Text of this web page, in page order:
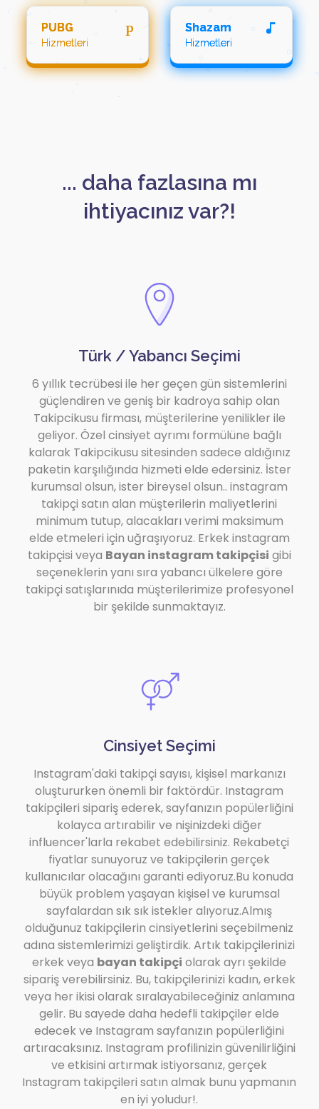
PUBG
Hizmetleri
P Shazam
Hizmetleri
... daha fazlasına mı
ihtiyacınız var?!
Türk / Yabancı Seçimi
6 yıllık tecrübesi ile her geçen gün sistemlerini
güçlendiren ve geniş bir kadroya sahip olan
Takipcikusu firması, müşterilerine yenilikler ile
geliyor. Özel cinsiyet ayrımı formülüne bağlı
kalarak Takipcikusu sitesinden sadece aldığınız
paketin karşılığında hizmeti elde edersiniz. İster
kurumsal olsun, ister bireysel olsun.. instagram
takipçi satın alan müşterilerin maliyetlerini
minimum tutup, alacakları verimi maksimum
elde etmeleri için uğraşıyoruz. Erkek instagram
takipçisi veya Bayan instagram takipçisi gibi
seçeneklerin yanı sıra yabancı ülkelere göre
takipçi satışlarınıda müşterilerimize profesyonel
bir şekilde sunmaktayız.
Cinsiyet Seçimi
Instagram'daki takipçi sayısı, kişisel markanızı
oluştururken önemli bir faktördür. Instagram
takipçileri sipariş ederek, sayfanızın popülerliğini
kolayca artırabilir ve nişinizdeki diğer
influencer'larla rekabet edebilirsiniz. Rekabetçi
fiyatlar sunuyoruz ve takipçilerin gerçek
kullanıcılar olacağını garanti ediyoruz.Bu konuda
büyük problem yaşayan kişisel ve kurumsal
sayfalardan sık sık istekler alıyoruz.Almış
olduğunuz takipçilerin cinsiyetlerini seçebilmeniz
adına sistemlerimizi geliştirdik. Artık takipçilerinizi
erkek veya bayan takipçi olarak ayrı şekilde
sipariş verebilirsiniz. Bu, takipçilerinizi kadın, erkek
veya her ikisi olarak sıralayabileceğiniz anlamına
gelir. Bu sayede daha hedefli takipçiler elde
edecek ve Instagram sayfanızın popülerliğini
artıracaksınız. Instagram profilinizin güvenilirliğini
ve etkisini artırmak istiyorsanız, gerçek
Instagram takipçileri satın almak bunu yapmanın
en iyi yoludur!.